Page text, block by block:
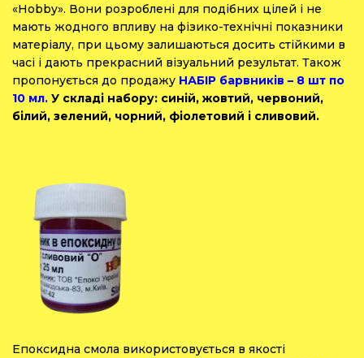
«Hobby». Вони розроблені для подібних цілей і не
мають жодного впливу на фізико-технічні показники
матеріалу, при цьому залишаються досить стійкими в
часі і дають прекрасний візуальний результат. Також
пропонується до продажу НАБІР барвників – 8 шт по
10 мл. У складі набору: синій, жовтий, червоний,
білий, зелений, чорний, фіолетовий і сливовий.
Епоксидна смола використовується в якості